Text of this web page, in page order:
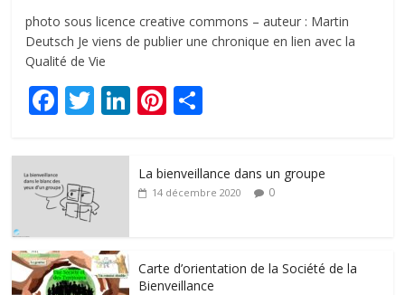
photo sous licence creative commons – auteur : Martin
Deutsch Je viens de publier une chronique en lien avec la
Qualité de Vie
F
e
b
o
o
k
T
itt
er
Li
e
Pi
e g
La bienveillance dans un groupe
14 décembre 2020 0
Carte d’orientation de la Société de la
Bienveillance